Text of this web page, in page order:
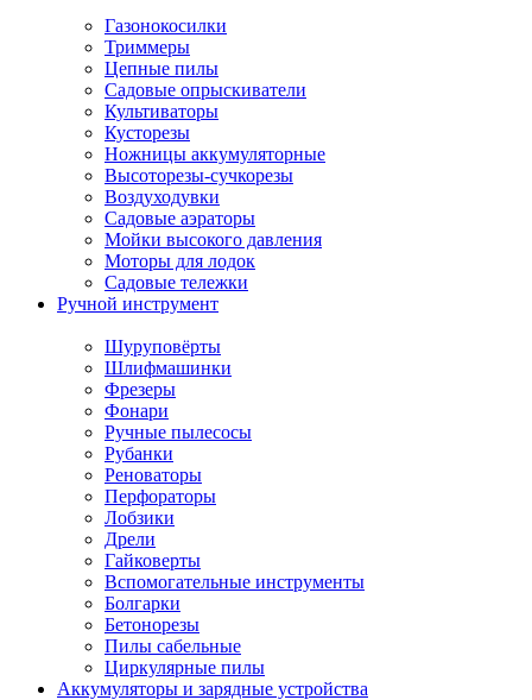
Газонокосилки
Триммеры
Цепные пилы
Садовые опрыскиватели
Культиваторы
Кусторезы
Ножницы аккумуляторные
Высоторезы-сучкорезы
Воздуходувки
Садовые аэраторы
Мойки высокого давления
Моторы для лодок
Садовые тележки
Ручной инструмент
Шуруповёрты
Шлифмашинки
Фрезеры
Фонари
Ручные пылесосы
Рубанки
Реноваторы
Перфораторы
Лобзики
Дрели
Гайковерты
Вспомогательные инструменты
Болгарки
Бетонорезы
Пилы сабельные
Циркулярные пилы
Аккумуляторы и зарядные устройства